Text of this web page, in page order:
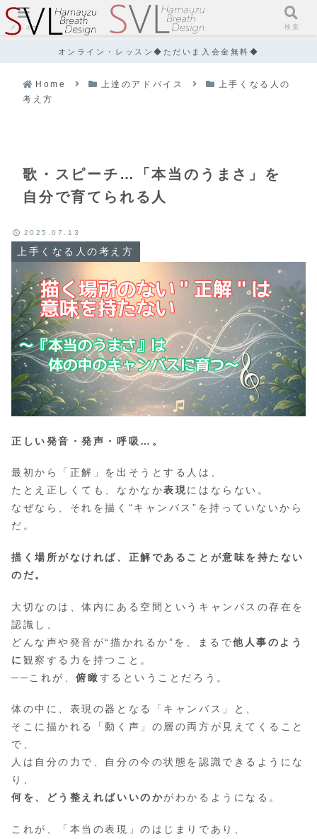
オンライン・レッスン◆ただいま入会金無料◆
Home 上達のアドバイス
上手くなる人の
考え方
歌・スピーチ…「本当のうまさ」を
自分で育てられる人
上手くなる人の考え方
2025.07.13
正しい発音・発声・呼吸…。
最初から「正解」を出そうとする人は、
たとえ正しくても、なかなか表現にはならない。
なぜなら、それを描く“キャンバス”を持っていないから
だ。
描く場所がなければ、正解であることが意味を持たない
のだ。
大切なのは、体内にある空間というキャンバスの存在を
認識し、
どんな声や発音が“描かれるか”を、まるで他人事のよう
に 観察する力を持つこと。
──これが、俯瞰するということだろう。
体の中に、表現の器となる「キャンバス」と、
そこに描かれる「動く声」の層の両方が見えてくること
で、
人は自分の力で、自分の今の状態を認識できるようにな
り、
何を、どう整えればいいのかがわかるようになる。
これが、「本当の表現」のはじまりであり、
メニュー 検索